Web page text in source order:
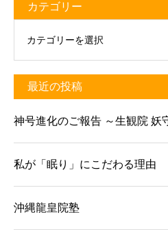
カテゴリー
最近の投稿
神号進化のご報告 ～生観院 妖
私が「眠り」にこだわる理由
沖縄龍皇院塾